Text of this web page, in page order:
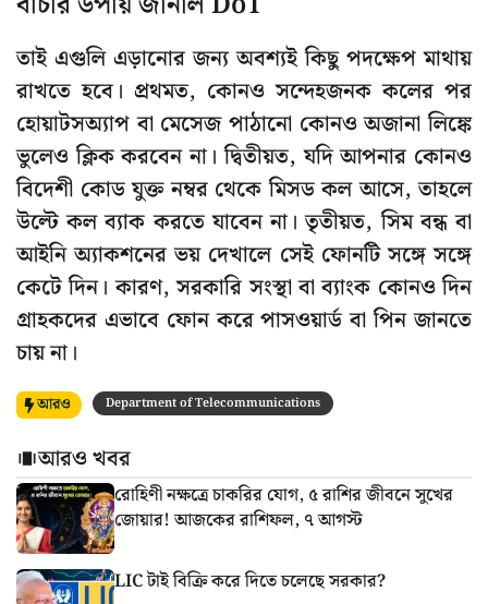
তাই এগুলি এড়ানোর জন্য অবশ্যই কিছু পদক্ষেপ মাথায়
রাখতে হবে। প্রথমত, কোনও সন্দেহজনক কলের পর
হোয়াটসঅ্যাপ বা মেসেজ পাঠানো কোনও অজানা লিঙ্কে
ভুলেও ক্লিক করবেন না। দ্বিতীয়ত, যদি আপনার কোনও
বিদেশী কোড যুক্ত নম্বর থেকে মিসড কল আসে, তাহলে
উল্টে কল ব্যাক করতে যাবেন না। তৃতীয়ত, সিম বন্ধ বা
আইনি অ্যাকশনের ভয় দেখালে সেই ফোনটি সঙ্গে সঙ্গে
কেটে দিন। কারণ, সরকারি সংস্থা বা ব্যাংক কোনও দিন
গ্রাহকদের এভাবে ফোন করে পাসওয়ার্ড বা পিন জানতে
চায় না।
আরও Department of Telecommunications
আরও খবর
রোহিণী নক্ষত্রে চাকরির যোগ, ৫ রাশির জীবনে সুখের
জোয়ার! আজকের রাশিফল, ৭ আগস্ট
LIC টাই বিক্রি করে দিতে চলেছে সরকার?